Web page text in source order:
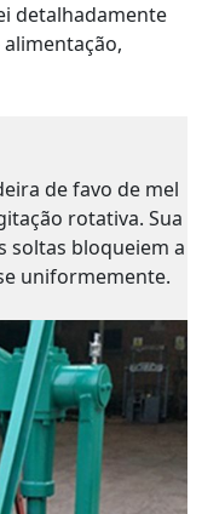
detalhadamente
de favo de mel
rotativa. Sua
soltas bloqueiem a
uniformemente.